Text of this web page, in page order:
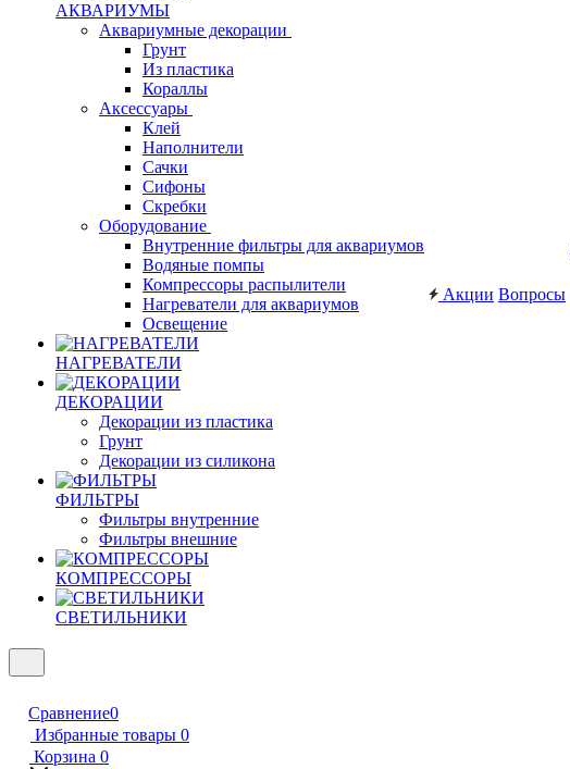
АКВАРИУМЫ
Аквариумные декорации
Грунт
Из пластика
Кораллы
Аксессуары
Клей
Наполнители
Сачки
Сифоны
Скребки
Оборудование
Внутренние фильтры для аквариумов
Водяные помпы
Компрессоры распылители
Нагреватели для аквариумов
Освещение
НАГРЕВАТЕЛИ
ДЕКОРАЦИИ
Декорации из пластика
Грунт
Декорации из силикона
ФИЛЬТРЫ
Фильтры внутренние
Фильтры внешние
КОМПРЕССОРЫ
СВЕТИЛЬНИКИ
Акции Вопросы
Сравнение0
Избранные товары 0
Корзина 0